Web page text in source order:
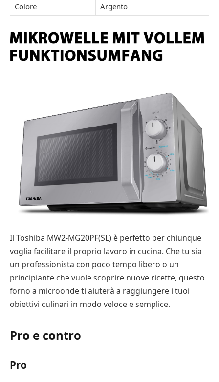
Colore Argento
Il Toshiba MW2-MG20PF(SL) è perfetto per chiunque
voglia facilitare il proprio lavoro in cucina. Che tu sia
un professionista con poco tempo libero o un
principiante che vuole scoprire nuove ricette, questo
forno a microonde ti aiuterà a raggiungere i tuoi
obiettivi culinari in modo veloce e semplice.
Pro e contro
Pro